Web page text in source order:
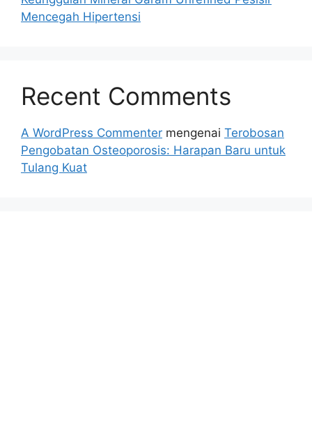
Mencegah Hipertensi
Recent Comments
A WordPress Commenter mengenai Terobosan
Pengobatan Osteoporosis: Harapan Baru untuk
Tulang Kuat